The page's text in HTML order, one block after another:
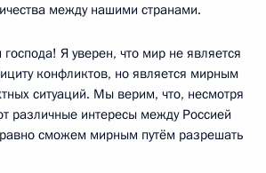
между нашими странами.
Я уверен, что мир не является
конфликтов, но является мирным
ситуаций. Мы верим, что, несмотря
различные интересы между Россией
сможем мирным путём разрешать